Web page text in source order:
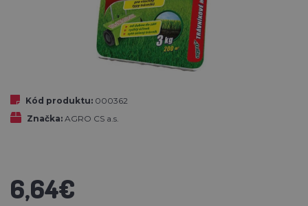
Kód produktu: 000362
Značka: AGRO CS a.s.
6,64€